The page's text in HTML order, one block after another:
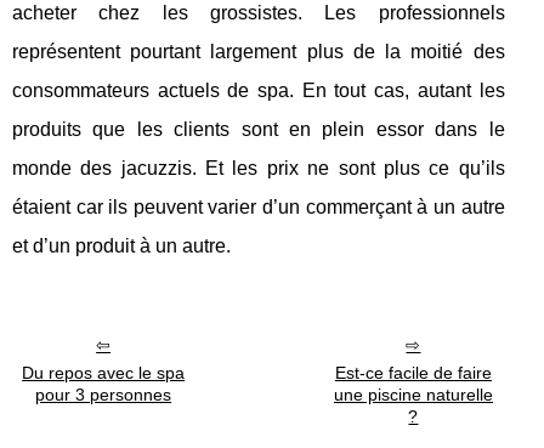
acheter chez les grossistes. Les professionnels
représentent pourtant largement plus de la moitié des
consommateurs actuels de spa. En tout cas, autant les
produits que les clients sont en plein essor dans le
monde des jacuzzis. Et les prix ne sont plus ce qu’ils
étaient car ils peuvent varier d’un commerçant à un autre
et d’un produit à un autre.
Du repos avec le spa
pour 3 personnes
Est-ce facile de faire
une piscine naturelle
?